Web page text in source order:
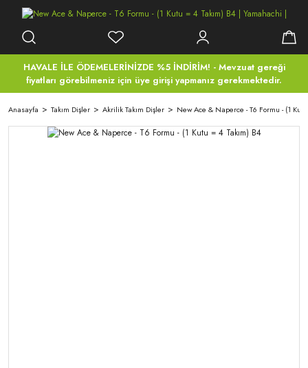
HAVALE İLE ÖDEMELERİNİZDE %5 İNDİRİM! - Mevzuat gereği
fiyatları görebilmeniz için üye girişi yapmanız gerekmektedir.
Anasayfa Takım Dişler Akrilik Takım Dişler New Ace & Naperce - T6 Formu - (1